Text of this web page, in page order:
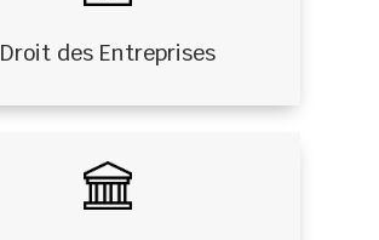
Droit des Entreprises